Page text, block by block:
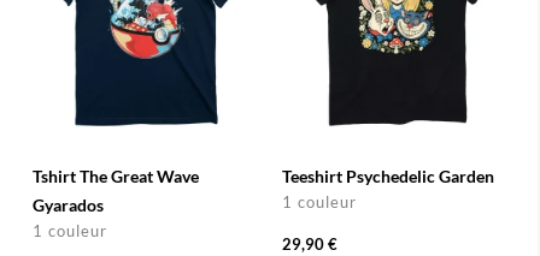
Tshirt The Great Wave
Gyarados
1 couleur
Teeshirt Psychedelic Garden
1 couleur
29,90 €